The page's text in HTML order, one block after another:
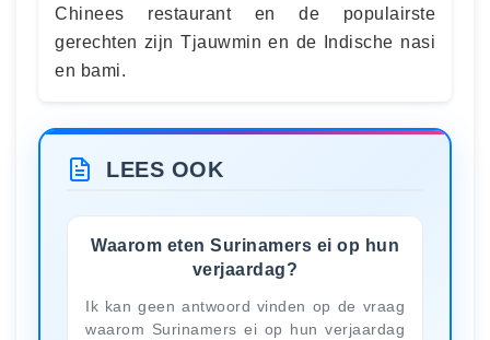
Chinees restaurant en de populairste
gerechten zijn Tjauwmin en de Indische nasi
en bami.
LEES OOK
Waarom eten Surinamers ei op hun
verjaardag?
Ik kan geen antwoord vinden op de vraag
waarom Surinamers ei op hun verjaardag